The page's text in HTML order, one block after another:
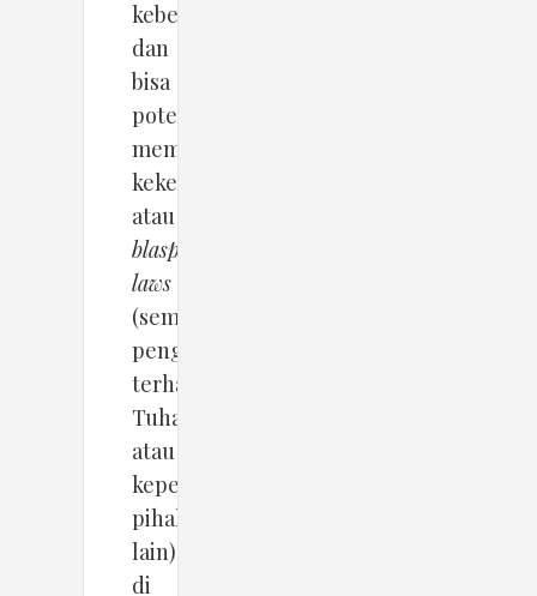
kebencian
dan
bisa
potensi
membawa
kekerasan)
atau
blasphemy
laws
(semacam
penghinaan
terhadap
Tuhan
atau
kepercayaan
pihak
lain)
di